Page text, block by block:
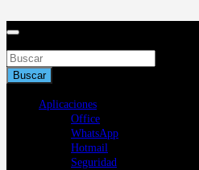
al
Buscar
Aplicaciones
Office
WhatsApp
Hotmail
Seguridad